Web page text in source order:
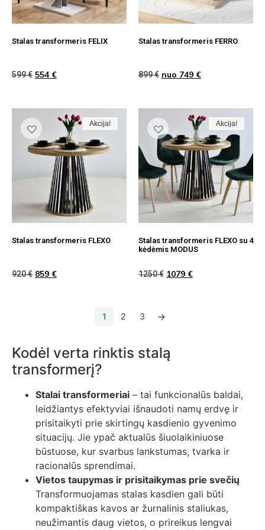
Stalas transformeris FELIX
599€ 554 €
Stalas transformeris FERRO
899€ nuo 749 €
Akcija!
Akcija
Akcija!
Stalas transformeris FLEXO
920€ 859 €
Akcija!
Akcija
Akcija!
Stalas transformeris FLEXO su 4
kėdėmis MODUS
1250€ 1079 €
1 2 3 →
Kodėl verta rinktis stalą
transformerį?
Stalai transformeriai – tai funkcionalūs baldai,
leidžiantys efektyviai išnaudoti namų erdvę ir
prisitaikyti prie skirtingų kasdienio gyvenimo
situacijų. Jie ypač aktualūs šiuolaikiniuose
būstuose, kur svarbus lankstumas, tvarka ir
racionalūs sprendimai.
Vietos taupymas ir prisitaikymas prie svečių
Transformuojamas stalas kasdien gali būti
kompaktiškas kavos ar žurnalinis staliukas,
neužimantis daug vietos, o prireikus lengvai